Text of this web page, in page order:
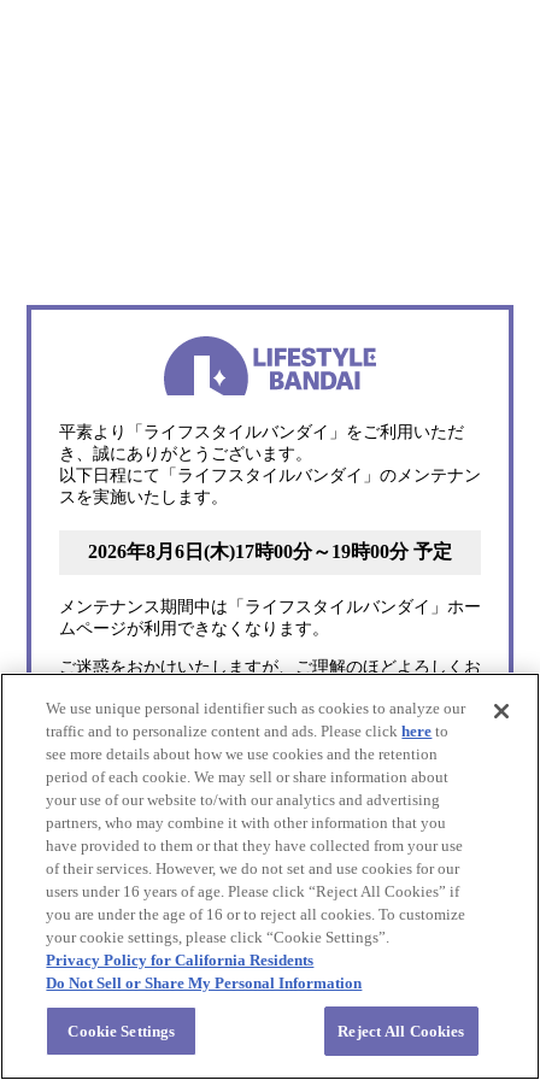
平素より「ライフスタイルバンダイ」をご利用いただ
き、誠にありがとうございます。
以下日程にて「ライフスタイルバンダイ」のメンテナン
スを実施いたします。
2026年8月6日(木)17時00分～19時00分 予定
メンテナンス期間中は「ライフスタイルバンダイ」ホー
ムページが利用できなく なります。
ご迷惑をおかけいたしますが、ご理解のほどよろしくお
今後とも「ライフスタイルバンダイ」をよろしくお願い
いたします。
We use unique personal identifier such as cookies to analyze our
traffic and to personalize content and ads. Please clickhere to
see more details about how we use cookies and the retention
period of each cookie. We may sell or share information about
your use of our website to/with our analytics and advertising
partners, who may combine it with other information that you
have provided to them or that they have collected from your use
of their services. However, we do not set and use cookies for our
users under 16 years of age. Please click “Reject All Cookies” if
you are under the age of 16 or to reject all cookies. To customize
your cookie settings, please click “Cookie Settings”.
Privacy Policy for California Residents
Do Not Sell or Share My Personal Information
Cookie Settings Reject All Cookies